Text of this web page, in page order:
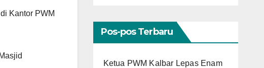
Kantor PWM
Pos-pos Terbaru
Ketua PWM Kalbar Lepas Enam